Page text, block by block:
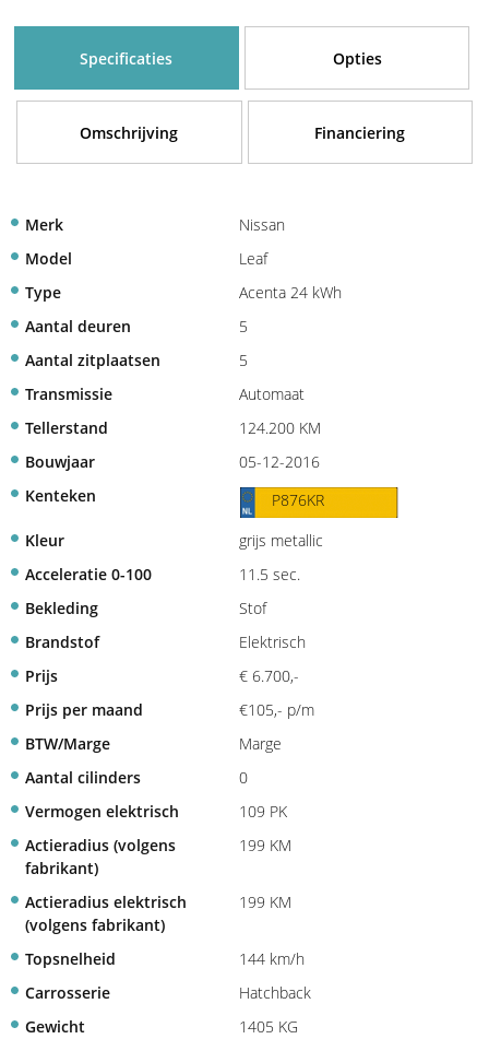
Specificaties Opties
Omschrijving Financiering
Merk
Nissan
Model
Leaf
Type
Acenta 24 kWh
Aantal deuren
5
Aantal zitplaatsen
5
Transmissie
Automaat
Tellerstand
124.200 KM
Bouwjaar
05-12-2016
Kenteken
P876KR
Kleur
grijs metallic
Acceleratie 0-100
11.5 sec.
Bekleding
Stof
Brandstof
Elektrisch
Prijs
€ 6.700,-
Prijs per maand
€105,- p/m
BTW/Marge
Marge
Aantal cilinders
0
Vermogen elektrisch
109 PK
Actieradius (volgens
fabrikant)
199 KM
Actieradius elektrisch
(volgens fabrikant)
199 KM
Topsnelheid
144 km/h
Carrosserie
Hatchback
Gewicht
1405 KG